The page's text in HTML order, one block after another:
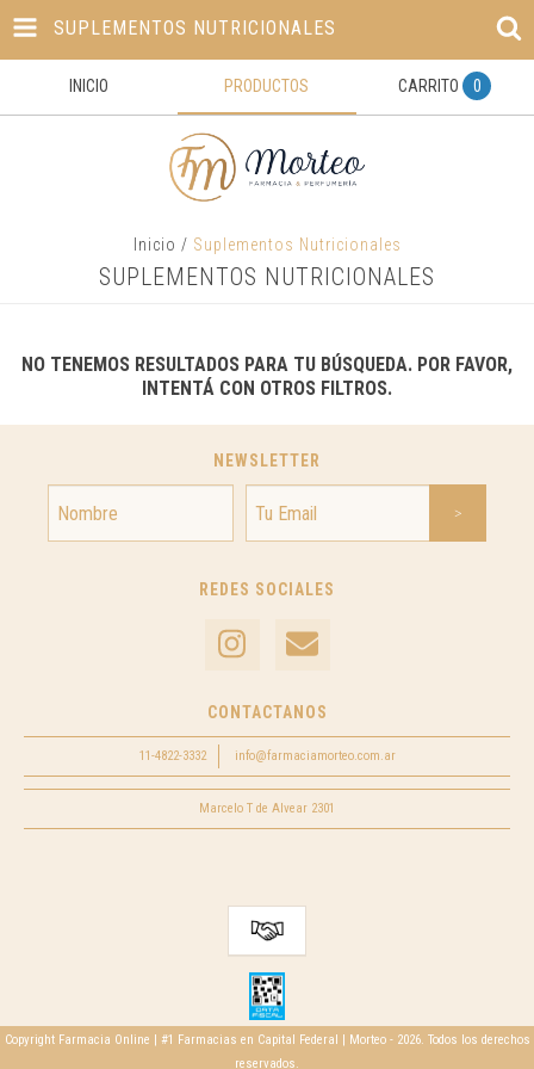
SUPLEMENTOS NUTRICIONALES
INICIO PRODUCTOS CARRITO 0
Inicio / Suplementos Nutricionales
SUPLEMENTOS NUTRICIONALES
NO TENEMOS RESULTADOS PARA TU BÚSQUEDA. POR FAVOR,
INTENTÁ CON OTROS FILTROS.
NEWSLETTER
REDES SOCIALES
CONTACTANOS
11-4822-3332 info@farmaciamorteo.com.ar
Marcelo T de Alvear 2301
Copyright Farmacia Online | #1 Farmacias en Capital Federal | Morteo - 2026. Todos los derechos
reservados.